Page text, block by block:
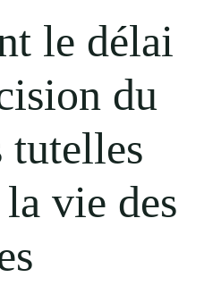
le délai
du
tutelles
vie des